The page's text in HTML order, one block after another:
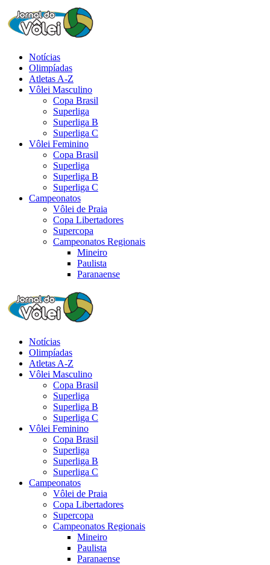
Notícias
Olimpíadas
Atletas A-Z
Vôlei Masculino
Copa Brasil
Superliga
Superliga B
Superliga C
Vôlei Feminino
Copa Brasil
Superliga
Superliga B
Superliga C
Campeonatos
Vôlei de Praia
Copa Libertadores
Supercopa
Campeonatos Regionais
Mineiro
Paulista
Paranaense
Notícias
Olimpíadas
Atletas A-Z
Vôlei Masculino
Copa Brasil
Superliga
Superliga B
Superliga C
Vôlei Feminino
Copa Brasil
Superliga
Superliga B
Superliga C
Campeonatos
Vôlei de Praia
Copa Libertadores
Supercopa
Campeonatos Regionais
Mineiro
Paulista
Paranaense